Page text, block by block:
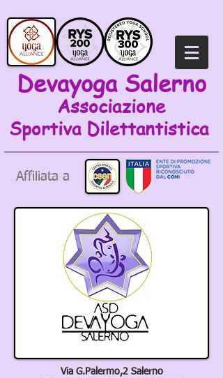
Devayoga Salerno
Associazione
Sportiva Dilettantistica
Affiliata a
Via G.Palermo,2 Salerno